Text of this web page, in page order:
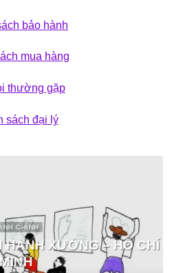
bảo hành
mua hàng
thường gặp
sách đại lý
CHÍNH
HÀNH XƯỞNG – HỒ CHÍ